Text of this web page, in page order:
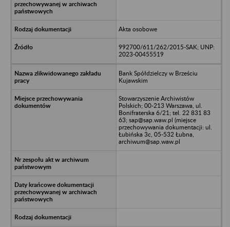
Akta osobowe
992700/611/262/2015-SAK; UNP:
2023-00455519
Bank Spółdzielczy w Brześciu
Kujawskim
Stowarzyszenie Archiwistów
Polskich; 00-213 Warszawa, ul.
Bonifraterska 6/21; tel. 22 831 83
63; sap@sap.waw.pl (miejsce
przechowywania dokumentacji: ul.
Łubińska 3c, 05-532 Łubna,
archiwum@sap.waw.pl